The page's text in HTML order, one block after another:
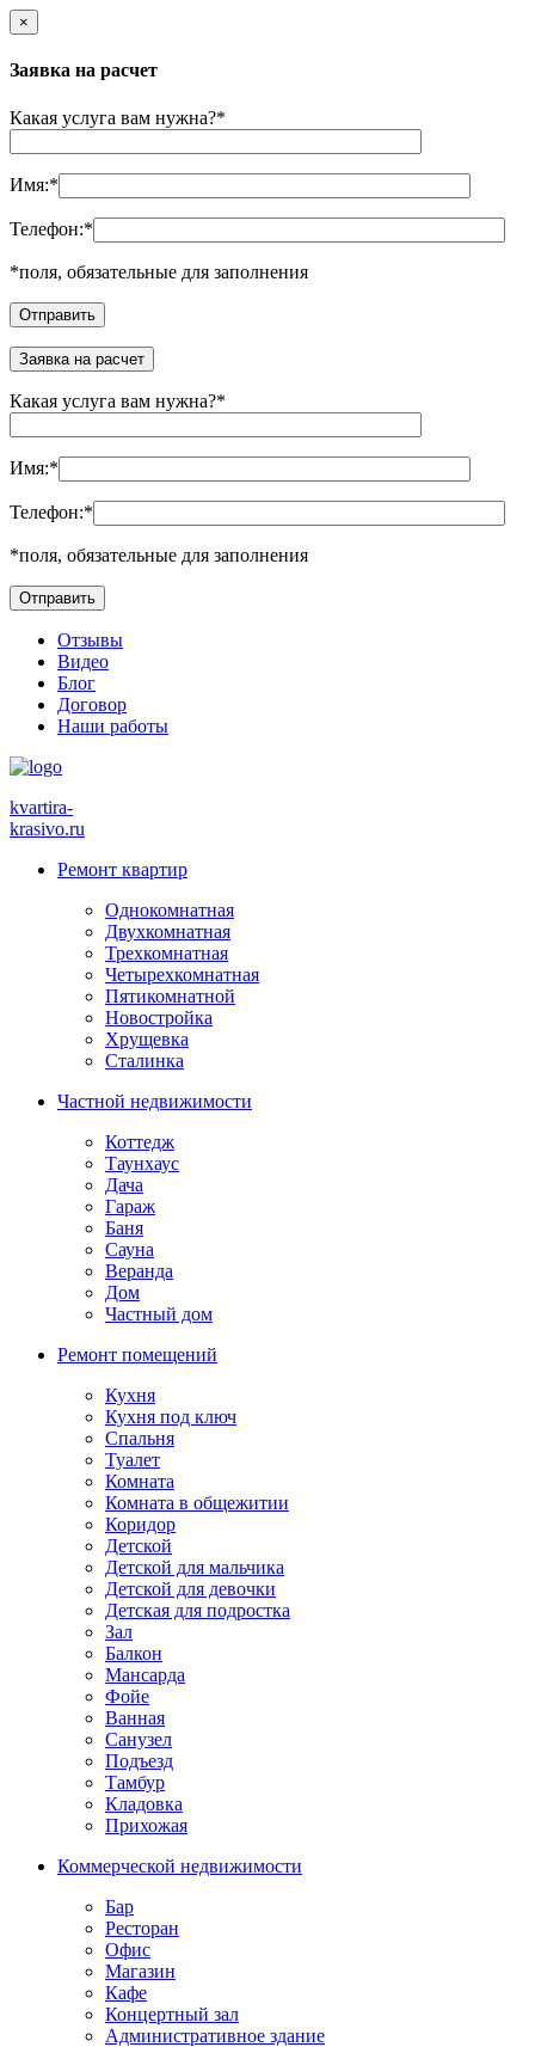
×
Заявка на расчет
Какая услуга вам нужна?*
Имя:*
Телефон:*
*поля, обязательные для заполнения
Заявка на расчет
Какая услуга вам нужна?*
Имя:*
Телефон:*
*поля, обязательные для заполнения
Отзывы
Видео
Блог
Договор
Наши работы
kvartira-
krasivo.ru
Ремонт квартир
Однокомнатная
Двухкомнатная
Трехкомнатная
Четырехкомнатная
Пятикомнатной
Новостройка
Хрущевка
Сталинка
Частной недвижимости
Коттедж
Таунхаус
Дача
Гараж
Баня
Сауна
Веранда
Дом
Частный дом
Ремонт помещений
Кухня
Кухня под ключ
Спальня
Туалет
Комната
Комната в общежитии
Коридор
Детской
Детской для мальчика
Детской для девочки
Детская для подростка
Зал
Балкон
Мансарда
Фойе
Ванная
Санузел
Подъезд
Тамбур
Кладовка
Прихожая
Коммерческой недвижимости
Бар
Ресторан
Офис
Магазин
Кафе
Концертный зал
Административное здание